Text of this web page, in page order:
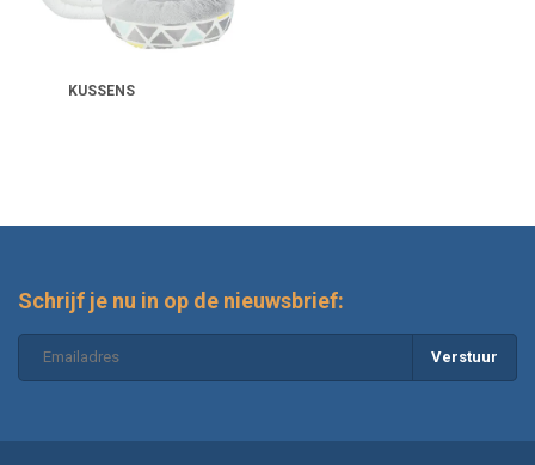
KUSSENS
Schrijf je nu in op de nieuwsbrief:
Verstuur